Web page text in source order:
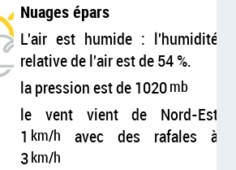
Nuages épars
L'air est humide : l'humidité
relative de l'air est de 54 %.
la pression est de 1020mb
le vent vient de Nord-Est
1 km/h
avec des rafales à
3km/h